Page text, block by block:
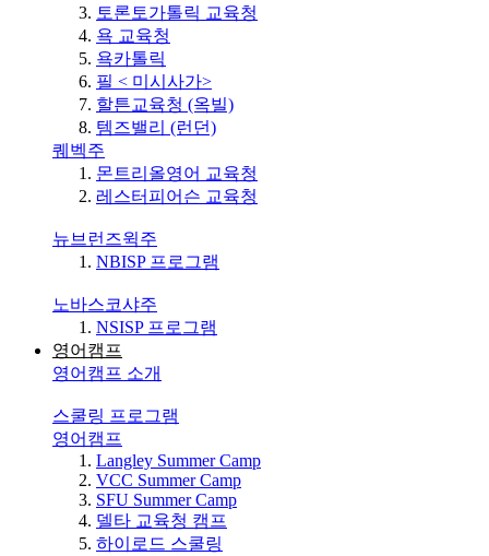
토론토가톨릭 교육청
욕 교육청
욕카톨릭
필 < 미시사가>
할튼교육청 (옥빌)
템즈밸리 (런던)
퀘벡주
몬트리올영어 교육청
레스터피어슨 교육청
뉴브런즈윅주
NBISP 프로그램
노바스코샤주
NSISP 프로그램
영어캠프
영어캠프 소개
스쿨링 프로그램
영어캠프
Langley Summer Camp
VCC Summer Camp
SFU Summer Camp
델타 교육청 캠프
하이로드 스쿨링